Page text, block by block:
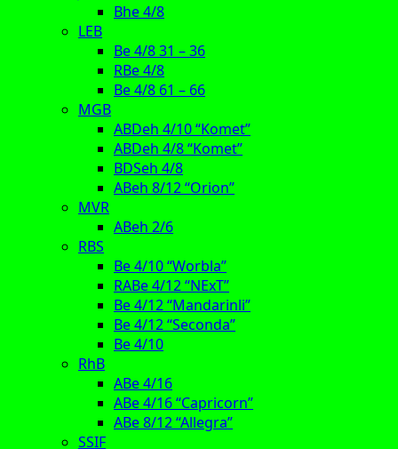
Bhe 4/8
LEB
Be 4/8 31 – 36
RBe 4/8
Be 4/8 61 – 66
MGB
ABDeh 4/10 “Komet”
ABDeh 4/8 “Komet”
BDSeh 4/8
ABeh 8/12 “Orion”
MVR
ABeh 2/6
RBS
Be 4/10 “Worbla”
RABe 4/12 “NExT”
Be 4/12 “Mandarinli”
Be 4/12 “Seconda”
Be 4/10
RhB
ABe 4/16
ABe 4/16 “Capricorn”
ABe 8/12 “Allegra”
SSIF